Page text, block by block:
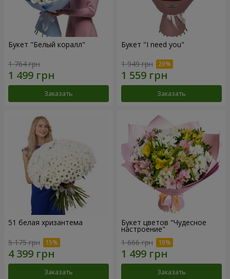
Букет "Белый коралл"
1 764 грн
Заказать
Букет "I need you"
1 949 грн
Заказать
51 белая хризантема
5 175 грн
Заказать
Букет цветов "Чудесное
настроение"
1 666 грн
Заказать